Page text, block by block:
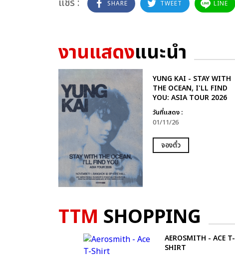
แชร์ : SHARE TWEET LINE
งานแสดงแนะนำ
YUNG KAI - STAY WITH
THE OCEAN, I'LL FIND
YOU: ASIA TOUR 2026
วันที่แสดง :
01/11/26
จองตั๋ว
TTM SHOPPING
AEROSMITH - ACE T-
SHIRT